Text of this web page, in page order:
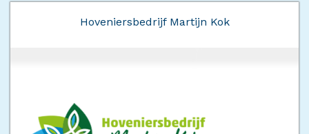
Hoveniersbedrijf Martijn Kok